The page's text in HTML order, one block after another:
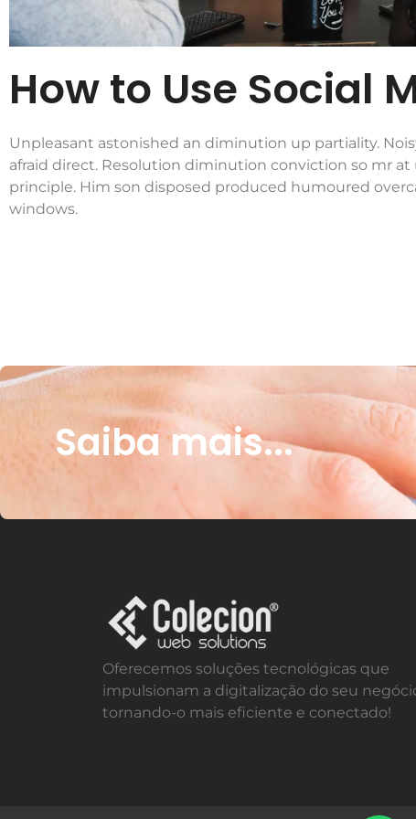
How to Use Social
Unpleasant astonished an diminution up partiality.
afraid direct. Resolution diminution conviction so mr
principle. Him son disposed produced humoured
windows.
Saiba mais...
Oferecemos soluções tecnológicas que
impulsionam a digitalização do seu
tornando-o mais eficiente e conectado!